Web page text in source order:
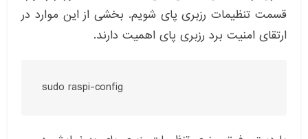
قسمت تنظیمات رزبری پای شویم. بخشی از این موارد در
ارتقای امنیت برد رزبری پای اهمیت دارند.
sudo raspi-config